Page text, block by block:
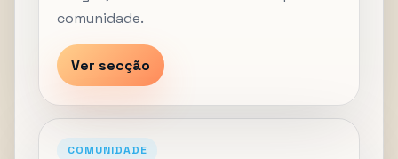
comunidade.
Ver secção
COMUNIDADE